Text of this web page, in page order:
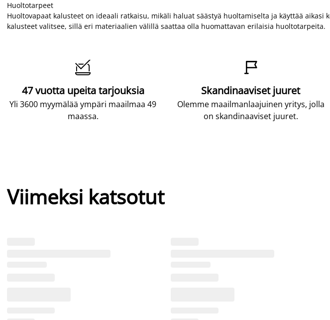
Huoltotarpeet
Huoltovapaat kalusteet on ideaali ratkaisu, mikäli haluat säästyä huoltamiselta ja käyttää
kalusteet valitsee, sillä eri materiaalien välillä saattaa olla huomattavan erilaisia huoltotarpeita.

47 vuotta upeita tarjouksia
Yli 3600 myymälää ympäri maailmaa 49
maassa.

Skandinaaviset juuret
Olemme maailmanlaajuinen yritys, jolla
on skandinaaviset juuret.
Viimeksi katsotut